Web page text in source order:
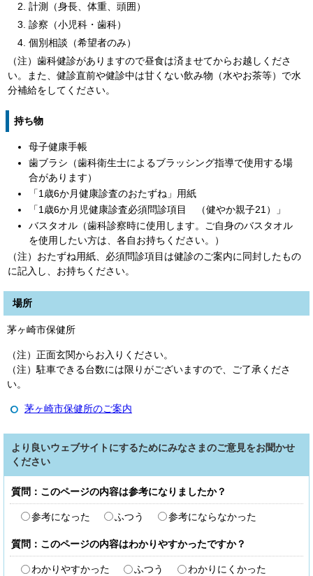
計測（身長、体重、頭囲）
診察（小児科・歯科）
個別相談（希望者のみ）
（注）歯科健診がありますので昼食は済ませてからお越しくださ
い。また、健診直前や健診中は甘くない飲み物（水やお茶等）で水
分補給をしてください。
持ち物
母子健康手帳
歯ブラシ（歯科衛生士によるブラッシング指導で使用する場
合があります）
「1歳6か月健康診査のおたずね」用紙
「1歳6か月児健康診査必須問診項目 （健やか親子21）」
バスタオル（歯科診察時に使用します。ご自身のバスタオル
を使用したい方は、各自お持ちください。）
（注）おたずね用紙、必須問診項目は健診のご案内に同封したもの
に記入し、お持ちください。
場所
茅ヶ崎市保健所
（注）正面玄関からお入りください。
（注）駐車できる台数には限りがございますので、ご了承くださ
い。
茅ヶ崎市保健所のご案内
より良いウェブサイトにするためにみなさまのご意見をお聞かせ
ください
質問：このページの内容は参考になりましたか？
参考になった ふつう 参考にならなかった
質問：このページの内容はわかりやすかったですか？
わかりやすかった ふつう わかりにくかった